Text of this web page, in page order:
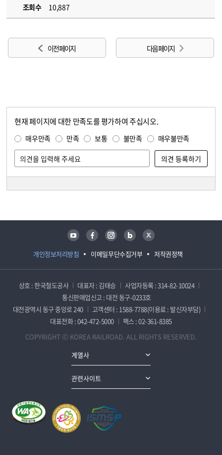
조회수
10,887
이전 페이지 다음 페이지
현재 페이지에 대한 만족도를 평가하여 주십시오.
매우만족 만족 보통 불만족 매우불만족
개인정보처리방침 이메일무단수집거부 저작권정책
유튜브 페이스북 인스타그램 블로그 트위터
상호 : 한국철도공사 대표자 : 김태승
사업자등록 : 314-82-10024
통신판매업신고 : 대전 동구-0233호
대전광역시 동구 중앙로 240
고객센터 : 1588-7788(이용료 : 발신자부담)
대표전화 : 042-472-5000
팩스 : 02-361-8385
COPYRIGHT ⓒ KOREA RAILROAD. ALL RIGHTS RESERVED.
계열사
관련사이트